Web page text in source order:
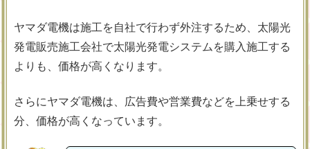
ヤマダ電機は施工を自社で行わず外注するため、太陽光
発電販売施工会社で太陽光発電システムを購入施工する
よりも、価格が高くなります。
さらにヤマダ電機は、広告費や営業費などを上乗せする
分、価格が高くなっています。